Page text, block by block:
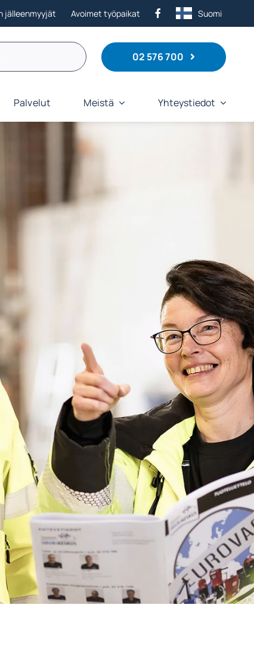
jälleenmyyjät Avoimet työpaikat Suomi
02 576 700
Palvelut Meistä Yhteystiedot